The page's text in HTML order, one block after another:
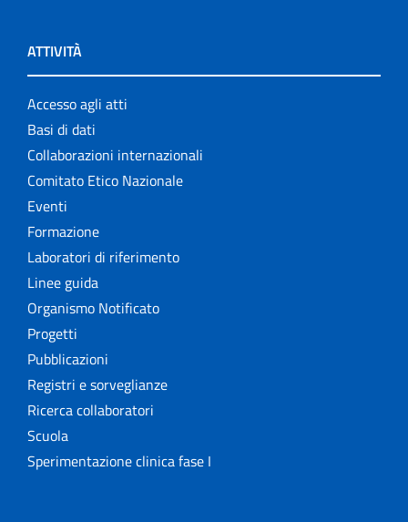
ATTIVITÀ
Accesso agli atti
Basi di dati
Collaborazioni internazionali
Comitato Etico Nazionale
Eventi
Formazione
Laboratori di riferimento
Linee guida
Organismo Notificato
Progetti
Pubblicazioni
Registri e sorveglianze
Ricerca collaboratori
Scuola
Sperimentazione clinica fase I